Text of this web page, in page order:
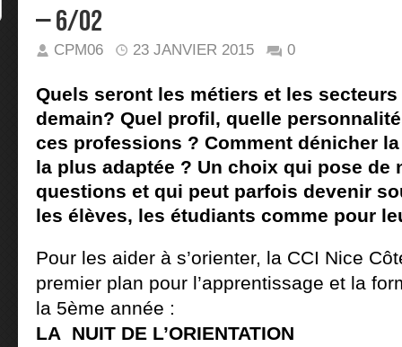
– 6/02
CPM06 23 JANVIER 2015 0
Quels seront les métiers et les secteurs
demain? Quel profil, quelle
ces professions ? Comment dénicher
la plus adaptée ? Un choix qui pose de
questions et qui peut parfois devenir
les élèves, les étudiants comme pour
Pour les aider à s’orienter, la CCI Nice
premier plan pour l’apprentissage et la
la 5ème année :
LA NUIT DE L’ORIENTATION